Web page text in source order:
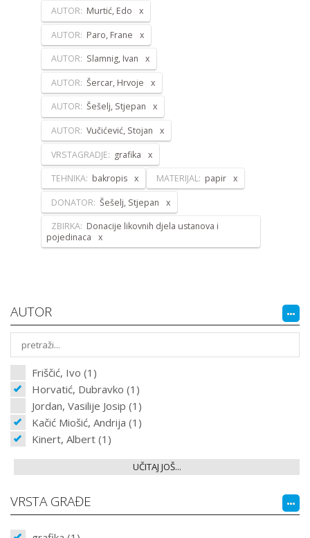
AUTOR: Murtić, Edo
AUTOR: Paro, Frane
AUTOR: Slamnig, Ivan
AUTOR: Šercar, Hrvoje
AUTOR: Šešelj, Stjepan
AUTOR: Vučićević, Stojan
VRSTAGRADJE: grafika
TEHNIKA: bakropis MATERIJAL: papir
DONATOR: Šešelj, Stjepan
ZBIRKA: Donacije likovnih djela ustanova i
pojedinaca
AUTOR
Friščić, Ivo (1)
Horvatić, Dubravko (1)
Jordan, Vasilije Josip (1)
Kačić Miošić, Andrija (1)
Kinert, Albert (1)
UČITAJ JOŠ...
VRSTA GRAĐE